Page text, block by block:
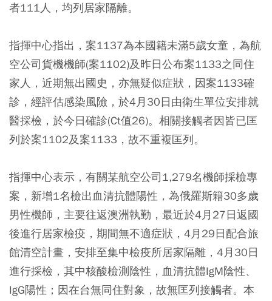
者111人，均列居家隔離。
指揮中心指出，案1137為本國籍未滿5歲女童，為航
空公司貨機機師(案1102)及昨日公布案1133之同住
家人，近期無出國史，亦無疑似症狀，因案1133確
診，經評估感染風險，於4月30日由衛生單位安排就
醫採檢，於今日確診(Ct值26)。相關接觸者因皆已匡
列於案1102及案1133，故不重複匡列。
指揮中心表示，有關某航空公司1,279名機師採檢專
案，新增1名檢出血清抗體陽性，為俄羅斯籍30多歲
男性機師，主要往返澳洲執勤，最近於4月27日返國
後進行居家檢疫，期間無不適症狀，4月29日配合旅
館清空計畫，安排至集中檢疫所居家隔離，4月30日
進行採檢，其中核酸檢測陰性，血清抗體IgM陰性、
IgG陽性；因在台無同住對象，故無匡列接觸者。本